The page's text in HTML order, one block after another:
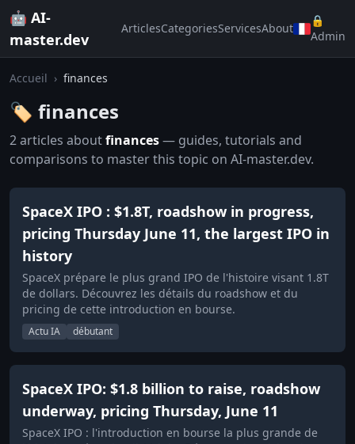
🤖 AI-
master.dev
ArticlesCategoriesServicesAbout
🔒
Admin
Accueil › finances
🏷️ finances
2 articles aboutfinances— guides, tutorials and
comparisons to master this topic on AI-master.dev.
SpaceX IPO : $1.8T, roadshow in progress,
pricing Thursday June 11, the largest IPO in
history
SpaceX prépare le plus grand IPO de l'histoire visant 1.8T
de dollars. Découvrez les détails du roadshow et du
pricing de cette introduction en bourse.
Actu IA débutant
SpaceX IPO: $1.8 billion to raise, roadshow
underway, pricing Thursday, June 11
SpaceX IPO : l'introduction en bourse la plus grande de